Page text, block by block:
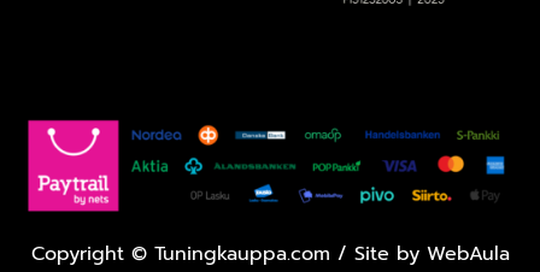
Copyright ©Tuningkauppa.com / Site by WebAula